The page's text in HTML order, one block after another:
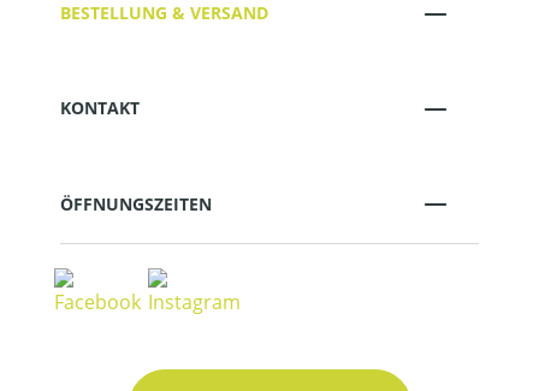
BESTELLUNG & VERSAND
KONTAKT
ÖFFNUNGSZEITEN